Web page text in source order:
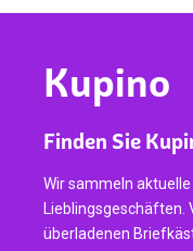
Kupino
Finden Sie
Wir sammeln
Lieblingsgeschäften.
überladenen